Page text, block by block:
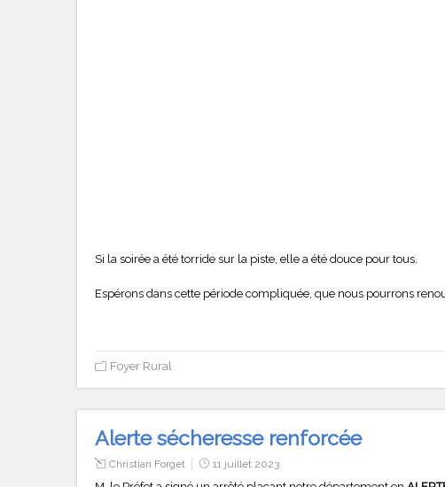
Si la soirée a été torride sur la piste, elle a été douce pour tous.
Espérons dans cette période compliquée, que nous pourrons
Foyer Rural
Alerte sécheresse renforcée
Christian Forget 11 juillet 2023